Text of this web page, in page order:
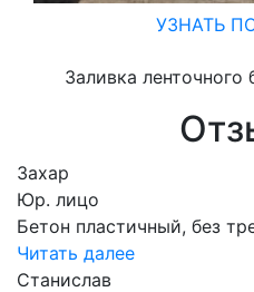
УЗНАТЬ
Заливка ленточного
Захар
Юр. лицо
Бетон пластичный, без
Читать далее
Станислав